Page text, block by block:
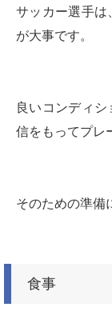
サッカー選手は
が大事です。
良いコンディ
信をもってプレ
そのための準備
食事